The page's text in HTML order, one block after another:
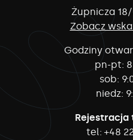
Żupnicza
Zobacz
Godziny
pn-pt:
sob:
niedz:
Rejestracja
tel: +48